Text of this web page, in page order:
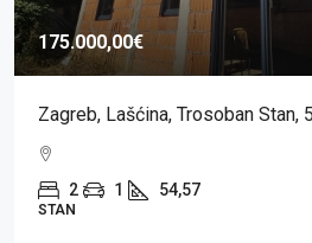
175.000,00€
Zagreb, Lašćina, Trosoban Stan,
2 1 54,57
STAN